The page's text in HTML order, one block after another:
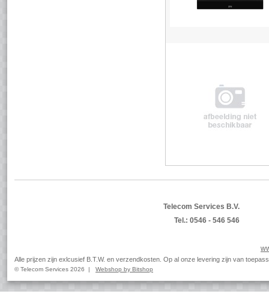
Telecom Services B.V.
Tel.: 0546 - 546 546
Alle prijzen zijn exlcusief B.T.W. en verzendkosten. Op al onze levering zijn van
© Telecom Services 2026 | Webshop by Bitshop